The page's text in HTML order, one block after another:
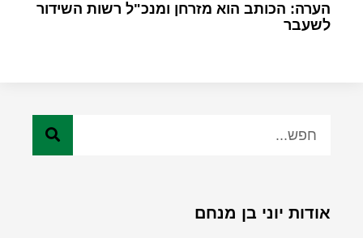
הערה: הכותב הוא מזרחן ומנכ"ל רשות השידור
לשעבר
אודות יוני בן מנחם